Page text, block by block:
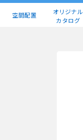
空間配置
オリジナル
カタログ